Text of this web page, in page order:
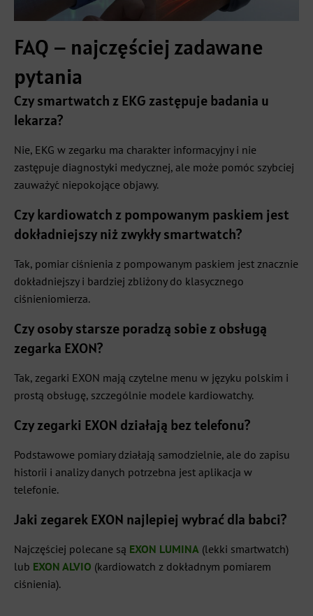
FAQ – najczęściej zadawane
pytania
Czy smartwatch z EKG zastępuje badania u
lekarza?
Nie, EKG w zegarku ma charakter informacyjny i nie
zastępuje diagnostyki medycznej, ale może pomóc szybciej
zauważyć niepokojące objawy.
Czy kardiowatch z pompowanym paskiem jest
dokładniejszy niż zwykły smartwatch?
Tak, pomiar ciśnienia z pompowanym paskiem jest znacznie
dokładniejszy i bardziej zbliżony do klasycznego
ciśnieniomierza.
Czy osoby starsze poradzą sobie z obsługą
zegarka EXON?
Tak, zegarki EXON mają czytelne menu w języku polskim i
prostą obsługę, szczególnie modele kardiowatchy.
Czy zegarki EXON działają bez telefonu?
Podstawowe pomiary działają samodzielnie, ale do zapisu
historii i analizy danych potrzebna jest aplikacja w
telefonie.
Jaki zegarek EXON najlepiej wybrać dla babci?
Najczęściej polecane są EXON LUMINA (lekki smartwatch)
lub EXON ALVIO (kardiowatch z dokładnym pomiarem
ciśnienia).